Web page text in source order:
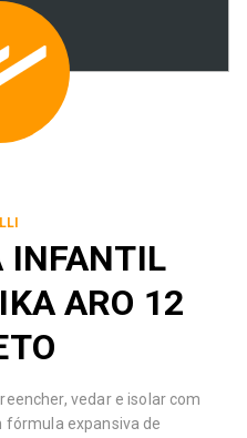
INFANTIL
ARO 12
vedar e isolar com
expansiva de